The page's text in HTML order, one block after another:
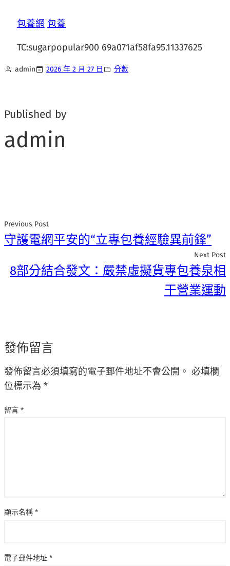
包養網 包養
TC:sugarpopular900 69a071af58fa95.11337625
admin 2026 年 2 月 27 日 分數
Published by
admin
Previous Post
守護電網平安的“立專包養經驗異前鋒”
Next Post
8部分結合發文：嚴禁虛擬貨專包養泉相
干營業運動
發佈留言
發佈留言必須填寫的電子郵件地址不會公開。 必填欄
位標示為 *
留言 *
顯示名稱 *
電子郵件地址 *